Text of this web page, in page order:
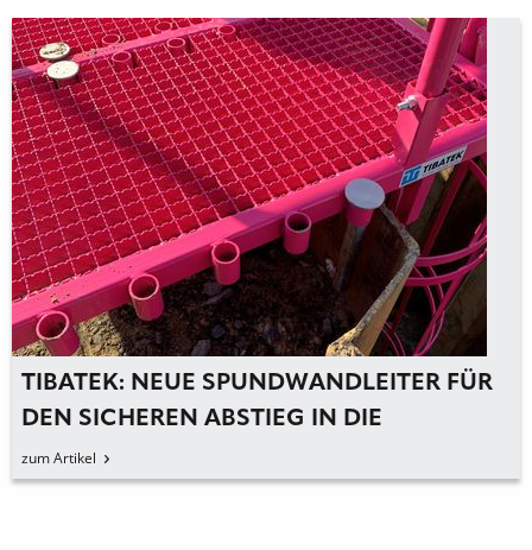
TIBATEK: NEUE SPUNDWANDLEITER FÜR
DEN SICHEREN ABSTIEG IN DIE
BAUGRUBE
zum Artikel